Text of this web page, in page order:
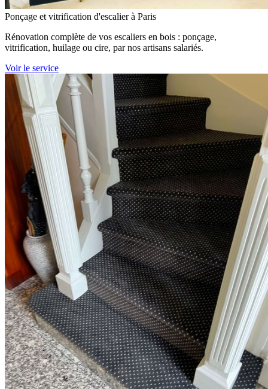
Ponçage et vitrification d'escalier à Paris
Rénovation complète de vos escaliers en bois : ponçage,
vitrification, huilage ou cire, par nos artisans salariés.
Voir le service